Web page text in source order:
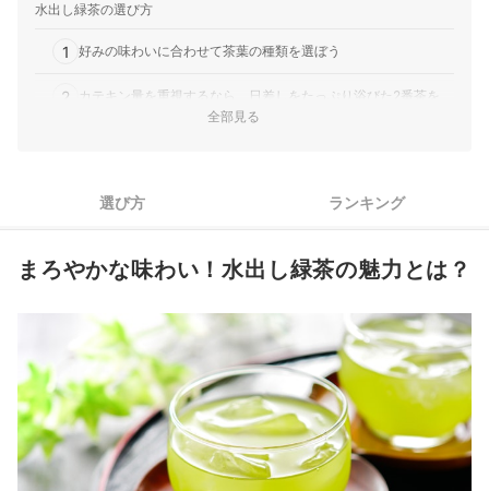
水出し緑茶の選び方
1 好みの味わいに合わせて茶葉の種類を選ぼう
2 カテキン量を重視するなら、日差しをたっぷり浴びた2番茶を
5 酸化を防ぐなら、1か月程度で飲み切れる量を購入しよう
水出し緑茶全52商品おすすめ人気ランキング
水出し緑茶の作り方は？注意点はある？
冷水筒や持ち運びに便利な水筒もチェック！
水出し緑茶の売れ筋ランキングもチェック！
全部見る
選び方 ランキング
まろやかな味わい！水出し緑茶の魅力とは？